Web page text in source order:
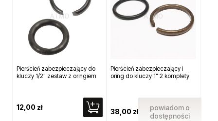
Pierścień zabezpieczający do
kluczy 1/2" zestaw z oringiem
12,00 zł
Pierścień zabezpieczający i
oring do kluczy 1" 2 komplety
38,00 zł
powiadom o
dostępności